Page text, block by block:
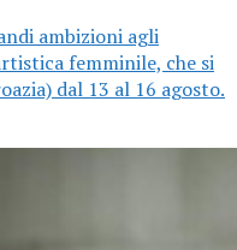
ambizioni agli
femminile, che si
dal 13 al 16 agosto.